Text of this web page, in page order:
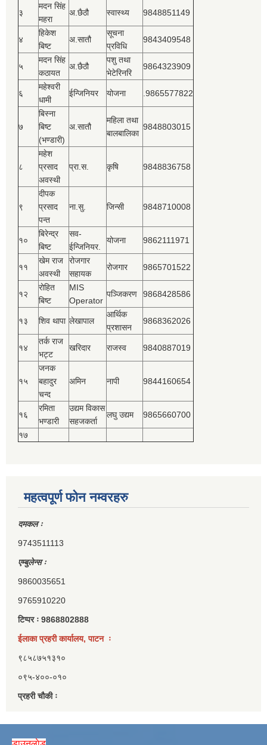
३
मदन सिंह
महरा
अ.छैठौ स्वास्थ्य 9848851149
४
हिकेश
बिष्‍ट
अ.सातौ
सूचना
प्रविधि
9843409548
५
मदन सिंह
कठायत
अ.छैठौ
पशु तथा
भेटेरिनरि
9864323909
६
महेश्‍वरी
धामी
ईन्जिनियर योजना .9865577822
७
बिस्‍ना
बिष्‍ट
(भण्डारी)
अ.सातौ
महिला तथा
बालबालिका
9848803015
८
महेश
प्रसाद
अवस्थी
प्रा.स. कृषि 9848836758
९
दीपक
प्रसाद
पन्त
ना.सु. जिन्सी 9848710008
१०
बिरेन्द्र
बिष्‍ट
सव-
ईन्जिनियर.
योजना 9862111971
११
खेम राज
अवस्थी
रोजगार
सहायक
रोजगार 9865701522
१२
रोहित
बिष्‍ट
MIS
Operator
पञ्‍जिकरण 9868428586
१३ शिव थापा लेखापाल
आर्थिक
प्रशासन
9868362026
१४
तर्क राज
भट्ट
खरिदार राजस्‍व 9840887019
१५
जनक
बहादुर
चन्द
अमिन नापी 9844160654
१६
रमिता
भण्डारी
उद्यम विकास
सहजकर्ता
लघु उद्यम 9865660700
१७
महत्वपूर्ण फोन नम्वरहरु
दमकल ः
9743511113
एम्बुलेन्स ः
9860035651
9765910220
टिप्पर ः 9868802888
ईलाका प्रहरी कार्यालय, पाटन ः
९८५८७५१३१०
०९५-४००-०१०
प्रहरी चौकी ः